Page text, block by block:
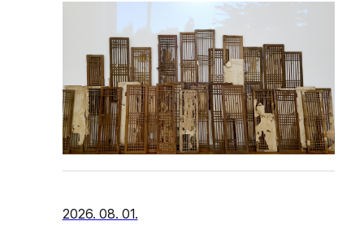
2026. 08. 01.